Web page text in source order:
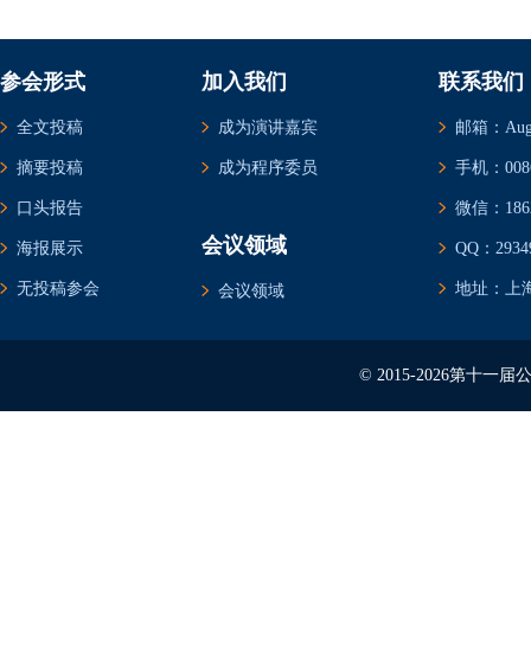
参会形式
全文投稿
摘要投稿
口头报告
海报展示
无投稿参会
加入我们
成为演讲嘉宾
成为程序委员
会议领域
会议领域
联系我们
邮箱：
手机：
微信：
QQ：
地址：上
© 2015-2026第十一届